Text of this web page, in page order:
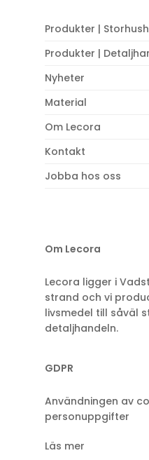
Produkter |
Produkter |
Nyheter
Material
Om Lecora
Kontakt
Jobba hos oss
Om Lecora
Lecora ligger i
strand och vi
livsmedel till såväl
detaljhandeln.
GDPR
Användningen av
personuppgifter
Läs mer